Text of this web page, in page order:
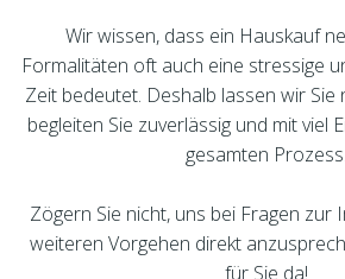
Wir wissen, dass ein Hauskauf
Formalitäten oft auch eine stressige
Zeit bedeutet. Deshalb lassen wir Sie
begleiten Sie zuverlässig und mit viel
gesamten Prozess.
Zögern Sie nicht, uns bei Fragen zur
weiteren Vorgehen direkt
für Sie da!